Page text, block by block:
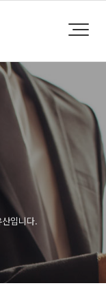
입니다.